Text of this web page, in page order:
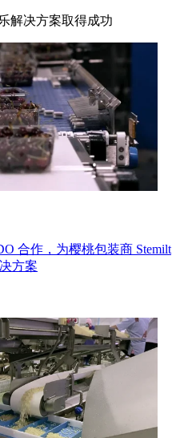
解决方案取得成功
合作，为樱桃包装商 Stemilt
方案